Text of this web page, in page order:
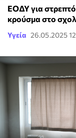
ΕΟΔΥ για
κρούσμα στο
Υγεία 26.05.2025